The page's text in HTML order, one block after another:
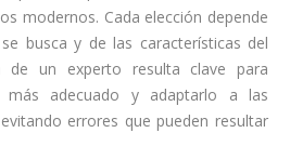
modernos. Cada elección depende
busca y de las características del
de un experto resulta clave para
más adecuado y adaptarlo a las
errores que pueden resultar